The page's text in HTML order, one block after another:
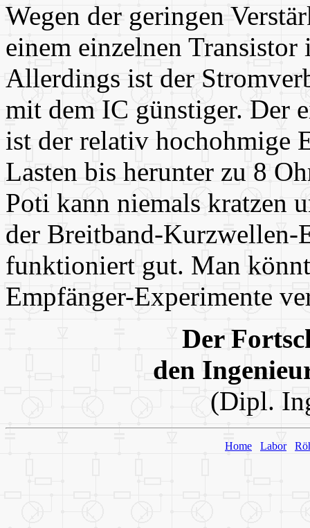
Wegen der geringen
einem einzelnen
Allerdings ist der
mit dem IC günstiger. Der
ist der relativ hochohmige
Lasten bis herunter zu 8
Poti kann niemals kratzen
der Breitband-Kurzwellen-
funktioniert gut. Man
Empfänger-Experimente
Der
den
(Dipl.
Home Labor